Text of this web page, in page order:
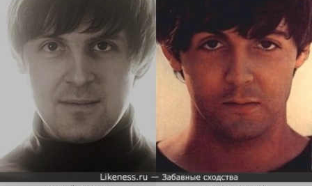
Случайное сходство 👍
Создать сходство
Для публикации необходима авторизация
Поиск